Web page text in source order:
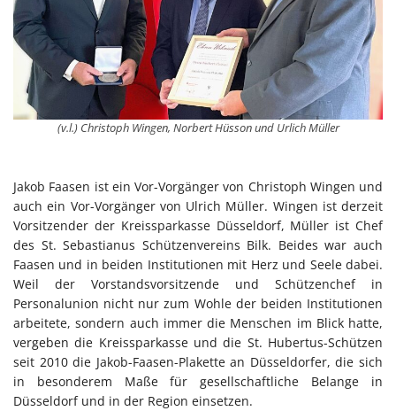
(v.l.) Christoph Wingen, Norbert Hüsson und Urlich Müller
Jakob Faasen ist ein Vor-Vorgänger von Christoph Wingen und
auch ein Vor-Vorgänger von Ulrich Müller. Wingen ist derzeit
Vorsitzender der Kreissparkasse Düsseldorf, Müller ist Chef
des St. Sebastianus Schützenvereins Bilk. Beides war auch
Faasen und in beiden Institutionen mit Herz und Seele dabei.
Weil der Vorstandsvorsitzende und Schützenchef in
Personalunion nicht nur zum Wohle der beiden Institutionen
arbeitete, sondern auch immer die Menschen im Blick hatte,
vergeben die Kreissparkasse und die St. Hubertus-Schützen
seit 2010 die Jakob-Faasen-Plakette an Düsseldorfer, die sich
in besonderem Maße für gesellschaftliche Belange in
Düsseldorf und in der Region einsetzen.